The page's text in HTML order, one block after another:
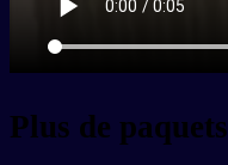
Plus de paquets